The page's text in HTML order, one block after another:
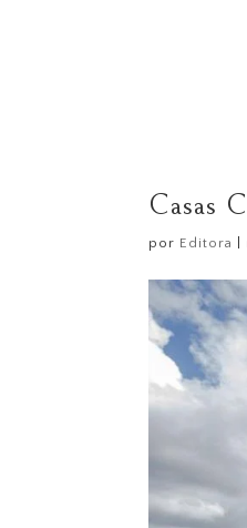
Casas
por Editora